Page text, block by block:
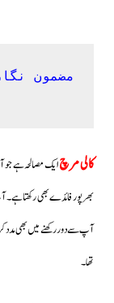
مضمون
کالی مرچایک مصالحہ ہے
بھرپور فائدے بھی رکھتا ہے۔
آپ سے دور رکھنے میں بھی مدد
تھا۔